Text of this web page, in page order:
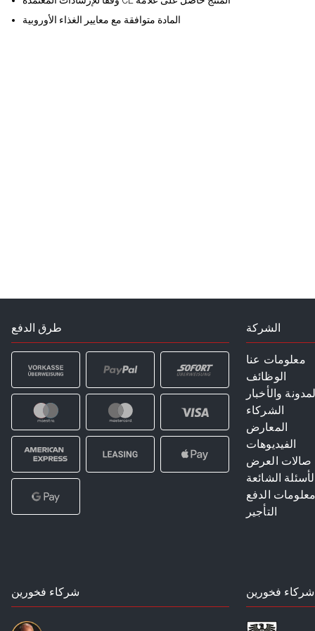
المادة متوافقة مع معايير الغذاء الأوروبية
طرق الدفع الشركة
معلومات عنا
الوظائف
والأخبار
الشركاء
المعارض
الفيديوهات
صالات العرض
الشائعة
معلومات الدفع
التأجير
شركاء فخورين شركاء فخورين